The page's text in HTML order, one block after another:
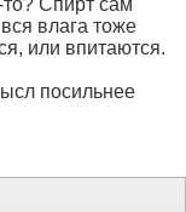
влага тоже
или впитаются.
посильнее